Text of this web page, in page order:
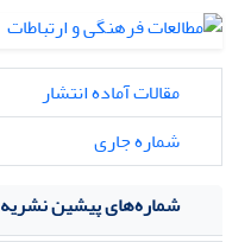
مقالات آماده انتشار
شماره جاری
شماره‌های پیشین نشریه